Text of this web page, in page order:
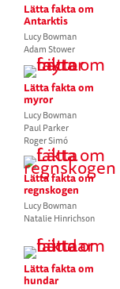
Lätta fakta om
Antarktis
Lucy Bowman
Adam Stower
Lätta fakta om
myror
Lucy Bowman
Paul Parker
Roger Simó
Lätta fakta om
regnskogen
Lucy Bowman
Natalie Hinrichson
Lätta fakta om
hundar